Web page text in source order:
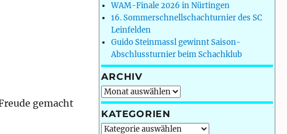
gemacht
WAM-Finale 2026 in Nürtingen
16. Sommerschnellschachturnier des SC
Leinfelden
Guido Steinmassl gewinnt Saison-
Abschlussturnier beim Schachklub
ARCHIV
Archiv
KATEGORIEN
Kategorien